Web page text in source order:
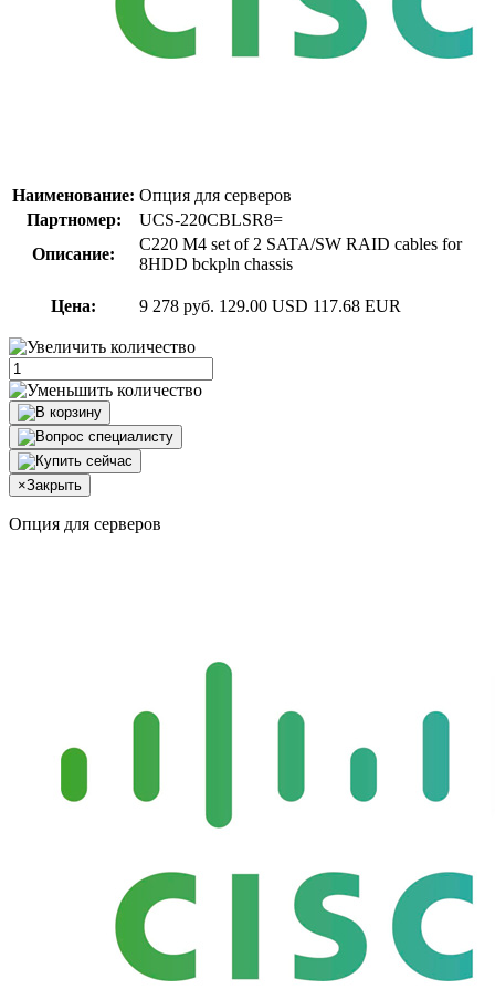
Наименование: Опция для серверов
Партномер:
UCS-220CBLSR8=
Описание:
C220 M4 set of 2 SATA/SW RAID cables for
8HDD bckpln chassis
Цена: 9 278 руб. 129.00 USD 117.68 EUR
×Закрыть
Опция для серверов